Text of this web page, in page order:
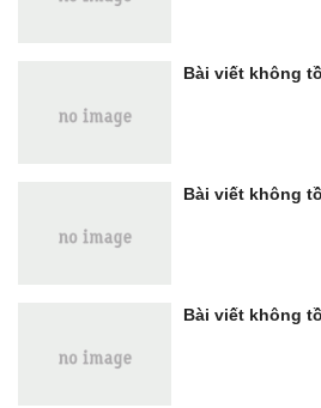
Bài viết không
Bài viết không
Bài viết không